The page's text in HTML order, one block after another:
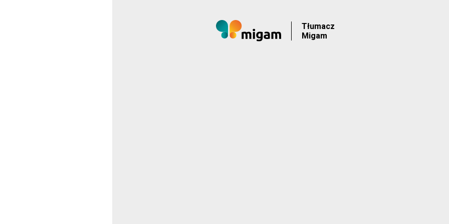
Tłumacz
Migam